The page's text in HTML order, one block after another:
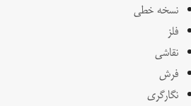
نسخه خطی
فلز
نقاشی
فرش
نگارگری